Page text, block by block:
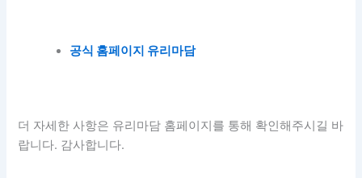
공식 홈페이지 유리마담
더 자세한 사항은 유리마담 홈페이지를 통해 확인해주시길 바
랍니다. 감사합니다.